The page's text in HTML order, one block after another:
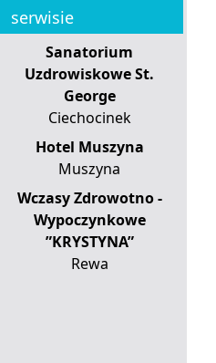
serwisie
Sanatorium
Uzdrowiskowe St.
George
Ciechocinek
Hotel Muszyna
Muszyna
Wczasy Zdrowotno -
Wypoczynkowe
”KRYSTYNA”
Rewa